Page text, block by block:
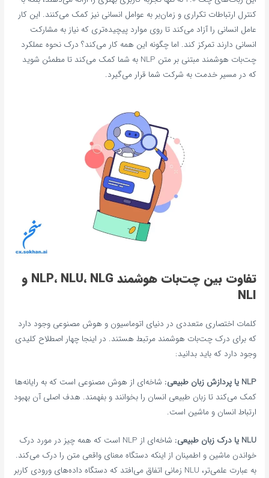
کنترل ارتباطات تکراری و زمان‌بر به عوامل انسانی نیز کمک می‌کنند. این کار
عامل انسانی را آزاد می‌کند تا روی موارد پیچیده‌تری که نیاز به مشارکت
انسانی دارند تمرکز کند. اما چگونه این همه کار می‌کند؟ درک نحوه عملکرد
چت‌بات هوشمند مبتنی بر متن NLP به شما کمک می‌کند تا مطمئن شوید
که در مسیر خدمت به شرکت شما قرار می‌گیرد.
تفاوت بین چت‌بات هوشمند NLP، NLU، NLG و
NLI
کلمات اختصاری متعددی در دنیای اتوماسیون و هوش مصنوعی وجود دارد
که برای درک چت‌بات هوشمند مرتبط هستند. در اینجا چهار اصطلاح کلیدی
وجود دارد که باید بدانید:
NLP یا پردازش زبان طبیعی:
شاخه‌ای از هوش مصنوعی است که به رایانه‌ها
کمک می‌کند تا زبان طبیعی انسان را بخوانند و بفهمند. هدف اصلی آن بهبود
ارتباط انسان و ماشین است.
NLU یا درک زبان طبیعی:
شاخه‌ای از NLP است که همه چیز در مورد درک
خواندن ماشین و اطمینان از اینکه دستگاه معنای واقعی متن را درک می‌کند.
به عبارت علمی‌تر، NLU زمانی اتفاق می‌افتد که دستگاه داده‌های ورودی کاربر